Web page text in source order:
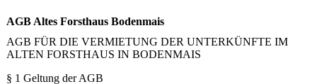
AGB Altes Forsthaus Bodenmais
AGB FÜR DIE VERMIETUNG DER UNTERKÜNFTE IM
ALTEN FORSTHAUS IN BODENMAIS
§ 1 Geltung der AGB